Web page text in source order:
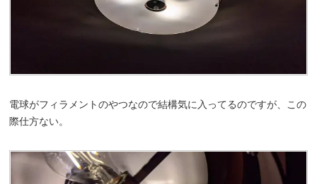
電球がフィラメントのやつなので結構気に入ってるのですが、この
際仕方ない。